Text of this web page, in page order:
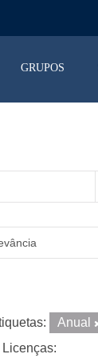
GRUPOS
Anual
Licenças: